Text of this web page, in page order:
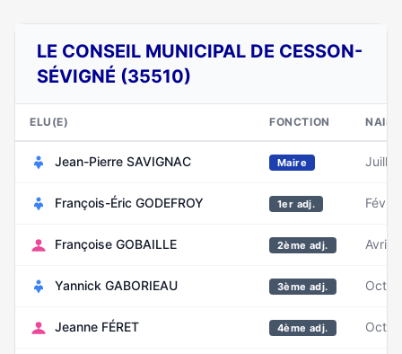
LE CONSEIL MUNICIPAL DE CESSON-
SÉVIGNÉ (35510)
ELU(E) FONCTION
Jean-Pierre SAVIGNAC Maire
François-Éric GODEFROY 1er adj.
Françoise GOBAILLE 2ème adj. Avril
Yannick GABORIEAU 3ème adj.
Jeanne FÉRET 4ème adj.